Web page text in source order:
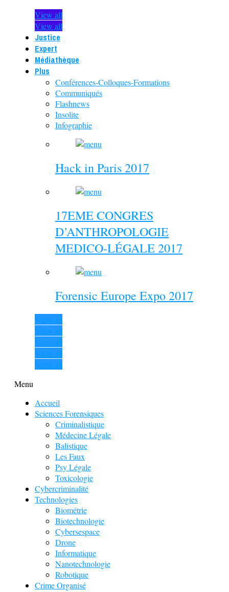
View all
View all
Justice
Expert
Médiathèque
Plus
Conférences-Colloques-Formations
Communiqués
Flashnews
Insolite
Infographie
Hack in Paris 2017
17EME CONGRES
D’ANTHROPOLOGIE
MEDICO-LÉGALE 2017
Forensic Europe Expo 2017
View all
View all
View all
View all
View all
Menu
Accueil
Sciences Forensiques
Criminalistique
Médecine Légale
Balistique
Les Faux
Psy Légale
Toxicologie
Cybercriminalité
Technologies
Biométrie
Biotechnologie
Cybersespace
Drone
Informatique
Nanotechnologie
Robotique
Crime Organisé